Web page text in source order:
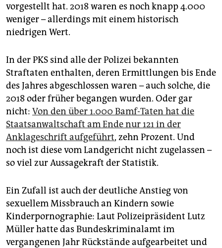
vorgestellt hat. 2018 waren es noch knapp 4.000
weniger – allerdings mit einem historisch
niedrigen Wert.
In der PKS sind alle der Polizei bekannten
Straftaten enthalten, deren Ermittlungen bis Ende
des Jahres abgeschlossen waren – auch solche, die
2018 oder früher begangen wurden. Oder gar
nicht: Von den über 1.000 Bamf-Taten hat die
Staatsanwaltschaft am Ende nur 121 in der
Anklageschrift aufgeführt, zehn Prozent. Und
noch ist diese vom Landgericht nicht zugelassen –
so viel zur Aussagekraft der Statistik.
Ein Zufall ist auch der deutliche Anstieg von
sexuellem Missbrauch an Kindern sowie
Kinderpornographie: Laut Polizeipräsident Lutz
Müller hatte das Bundeskriminalamt im
vergangenen Jahr Rückstände aufgearbeitet und